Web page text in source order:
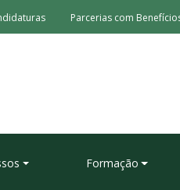
Parcerias com
Formação